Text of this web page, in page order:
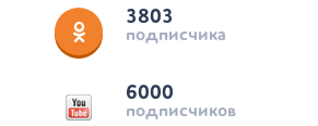
3803
подписчика
6000
подписчиков